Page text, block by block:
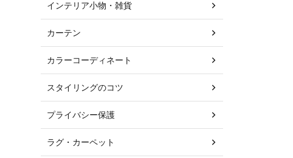
インテリア小物・雑貨
カーテン
カラーコーディネート
スタイリングのコツ
プライバシー保護
ラグ・カーペット